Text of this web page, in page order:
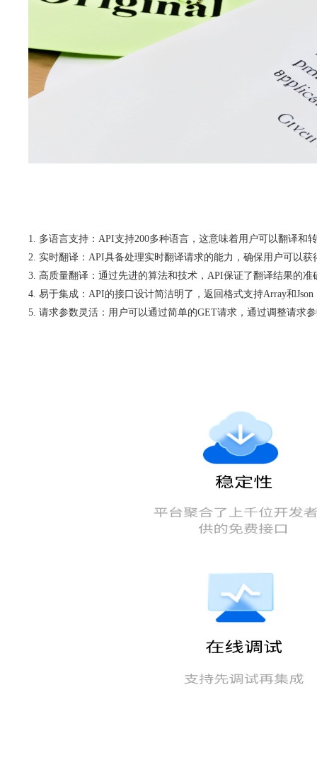
多语言支持：API支持200多种语言，这意味着用户可以翻译
实时翻译：API具备处理实时翻译请求的能力，确保用户可以
高质量翻译：通过先进的算法和技术，API保证了翻译结果的
易于集成：API的接口设计简洁明了，返回格式支持Array和
请求参数灵活：用户可以通过简单的GET请求，通过调整请求